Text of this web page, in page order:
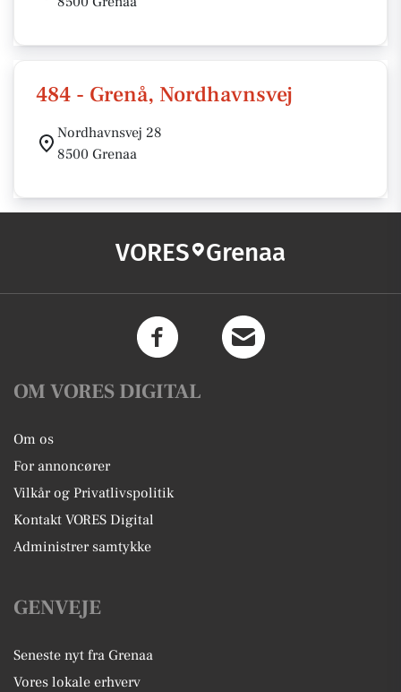
484 - Grenå, Nordhavnsvej
Nordhavnsvej 28
8500 Grenaa
VORES Grenaa
OM VORES DIGITAL
Om os
For annoncører
Vilkår og Privatlivspolitik
Kontakt VORES Digital
Administrer samtykke
GENVEJE
Seneste nyt fra Grenaa
Vores lokale erhverv